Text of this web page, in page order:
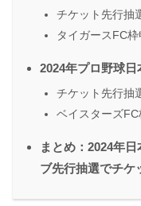
チケット先行抽
タイガースFC
2024年プロ野球
チケット先行抽
ベイスターズ
まとめ：2024年
ブ先行抽選でチケ